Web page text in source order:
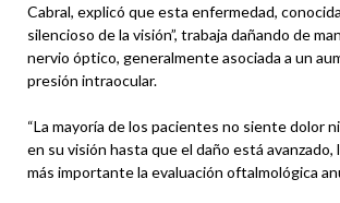
Cabral, explicó que esta enfermedad,
silencioso de la visión”, trabaja dañando de
nervio óptico, generalmente asociada a un
presión intraocular.
“La mayoría de los pacientes no siente dolor
en su visión hasta que el daño está avanzado,
más importante la evaluación oftalmológica